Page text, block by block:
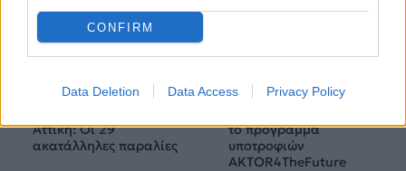
CONFIRM
Data Deletion Data Access Privacy Policy
Life
Πού να μην
Αττική: Οι 29
ακατάλληλες παραλίες
AKTOR: Δίπλα στους
το πρόγραμμα
υποτροφιών
AKTOR4TheFuture